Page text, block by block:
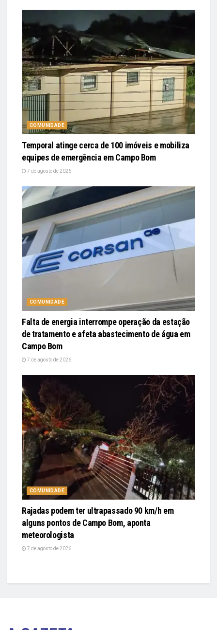
COMUNIDADE
Temporal atinge cerca de 100 imóveis e mobiliza
equipes de emergência em Campo Bom
7 de agosto de 2026
COMUNIDADE
Falta de energia interrompe operação da estação
de tratamento e afeta abastecimento de água em
Campo Bom
7 de agosto de 2026
COMUNIDADE
Rajadas podem ter ultrapassado 90 km/h em
alguns pontos de Campo Bom, aponta
meteorologista
7 de agosto de 2026